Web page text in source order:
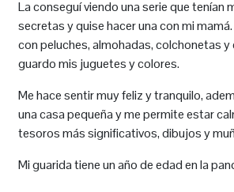
La conseguí viendo una serie que tenían
secretas y quise hacer una con mi
con peluches, almohadas, colchonetas
guardo mis juguetes y colores.
Me hace sentir muy feliz y tranquilo,
una casa pequeña y me permite estar
tesoros más significativos, dibujos y
Mi guarida tiene un año de edad en la